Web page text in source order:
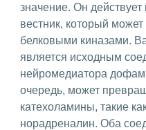
значение. Он действует
вестник, который
белковыми киназами.
является исходным
нейромедиатора
очередь, может
катехоламины, такие
норадреналин. Оба